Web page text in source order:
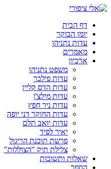
דלג
דף הבית
יומן הבוקר
עדות נתניהו
מאמרים
ארכיון
משפט נתניהו
עדות פילבר
עדות הדס קליין
עדות מילצ'ן
עדות ניר חפץ
עדות החוקר דני יופה
עדות יואב תלם
יאיר לפיד
פרשת תוכנת הריגול
צלילת תיק "הצוללות"
שאלות ותשובות
הספר